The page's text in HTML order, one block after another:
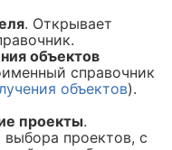
. Открывает
объектов
справочник
объектов).
проекты.
проектов, с